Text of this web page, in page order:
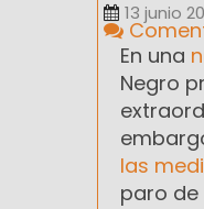
13 junio
En una
Negro
las
paro de